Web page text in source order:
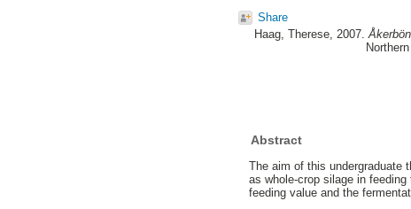
Share
Haag, Therese, 2007.
Abstract
The aim of this undergraduate
as whole-crop silage in
feeding value and the